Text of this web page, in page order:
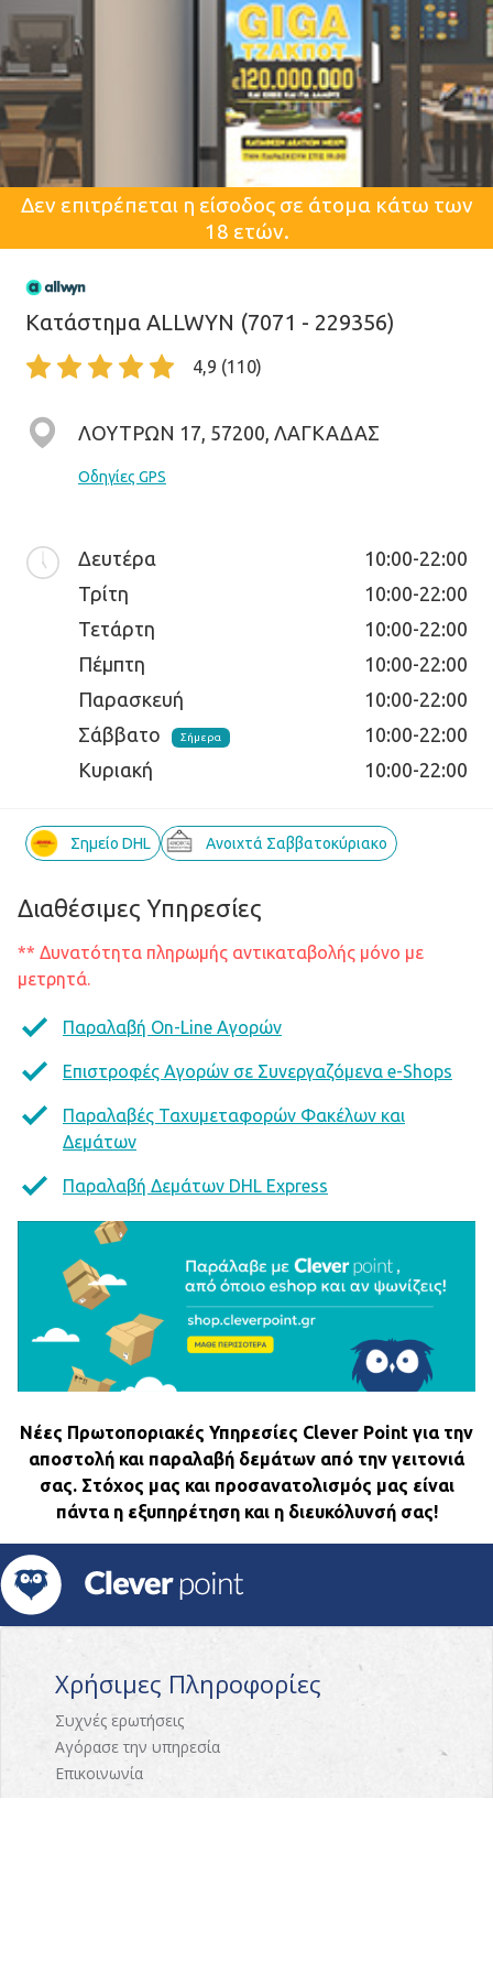
Δεν επιτρέπεται η είσοδος σε άτομα κάτω των
18 ετών.
Κατάστημα ALLWYN (7071 - 229356)
4,9 (110)
ΛΟΥΤΡΩΝ 17, 57200, ΛΑΓΚΑΔΑΣ
Οδηγίες GPS
Δευτέρα
10:00-22:00
Τρίτη
10:00-22:00
Τετάρτη
10:00-22:00
Πέμπτη
10:00-22:00
Παρασκευή
10:00-22:00
Σάββατο
Σήμερα
10:00-22:00
Κυριακή
10:00-22:00
Σημείο DHL Ανοιχτά Σαββατοκύριακο
Διαθέσιμες Υπηρεσίες
** Δυνατότητα πληρωμής αντικαταβολής μόνο με
μετρητά.
Παραλαβή On-Line Αγορών
Επιστροφές Αγορών σε Συνεργαζόμενα e-Shops
Παραλαβές Ταχυμεταφορών Φακέλων και
Δεμάτων
Παραλαβή Δεμάτων DHL Express
Νέες Πρωτοποριακές Υπηρεσίες Clever Point για την
αποστολή και παραλαβή δεμάτων από την γειτονιά
σας. Στόχος μας και προσανατολισμός μας είναι
πάντα η εξυπηρέτηση και η διευκόλυνσή σας!
Χρήσιμες Πληροφορίες
Συχνές ερωτήσεις
Αγόρασε την υπηρεσία
Επικοινωνία